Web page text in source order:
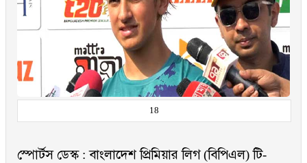
18
স্পোর্টস ডেস্ক : বাংলাদেশ প্রিমিয়ার লিগ (বিপিএল) টি-